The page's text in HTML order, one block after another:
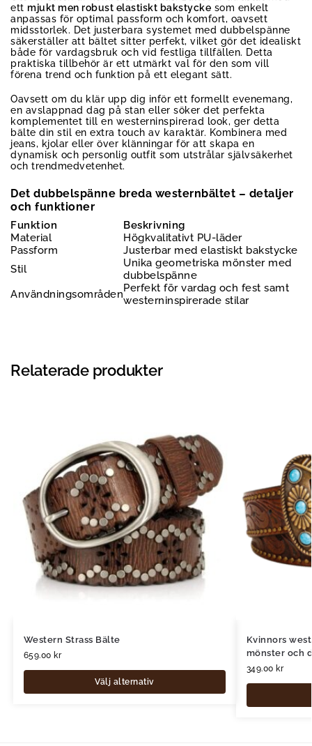
ett mjukt men robust elastiskt bakstycke som enkelt
anpassas för optimal passform och komfort, oavsett
midsstorlek. Det justerbara systemet med dubbelspänne
säkerställer att bältet sitter perfekt, vilket gör det idealiskt
både för vardagsbruk och vid festliga tillfällen. Detta
praktiska tillbehör är ett utmärkt val för den som vill
förena trend och funktion på ett elegant sätt.
Oavsett om du klär upp dig inför ett formellt evenemang,
en avslappnad dag på stan eller söker det perfekta
komplementet till en westerninspirerad look, ger detta
bälte din stil en extra touch av karaktär. Kombinera med
jeans, kjolar eller över klänningar för att skapa en
dynamisk och personlig outfit som utstrålar självsäkerhet
och trendmedvetenhet.
Det dubbelspänne breda westernbältet – detaljer
och funktioner
Funktion
Beskrivning
Material
Högkvalitativt PU-läder
Passform
Justerbar med elastiskt bakstycke
Stil
Unika geometriska mönster med
dubbelspänne
AnvändningsområdenPerfekt för vardag och fest samt
westerninspirerade stilar
Relaterade produkter
Western Strass Bälte
659.00 kr
Välj alternativ
Kvinnors
mönster och
349.00 kr